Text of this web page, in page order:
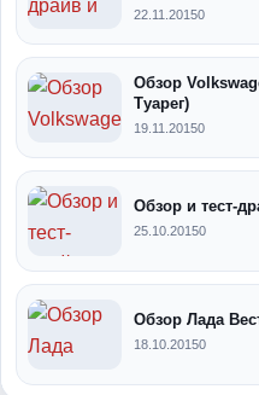
22.11.20150
Обзор
Туарег)
19.11.20150
Обзор и тест-
25.10.20150
Обзор Лада
18.10.20150